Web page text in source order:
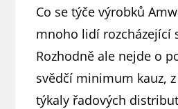
Co se týče výrobků
mnoho lidí rozcházející
Rozhodně ale nejde o
svědčí minimum kauz,
týkaly řadových